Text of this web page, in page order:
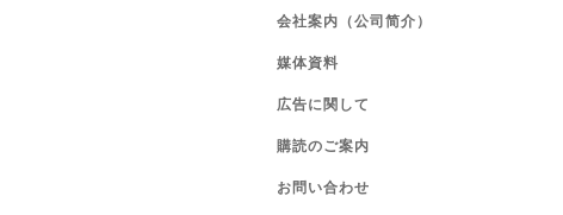
会社案内（公司简介）
媒体資料
広告に関して
購読のご案内
お問い合わせ